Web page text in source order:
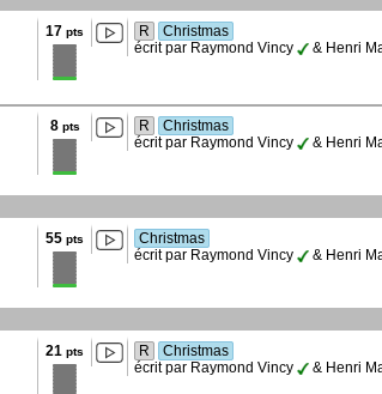
17 pts R
Christmas
écrit par Raymond Vincy
& Henri
8pts R
Christmas
écrit par Raymond Vincy
& Henri
55 pts
Christmas
écrit par Raymond Vincy
& Henri
21 pts R
Christmas
écrit par Raymond Vincy
& Henri